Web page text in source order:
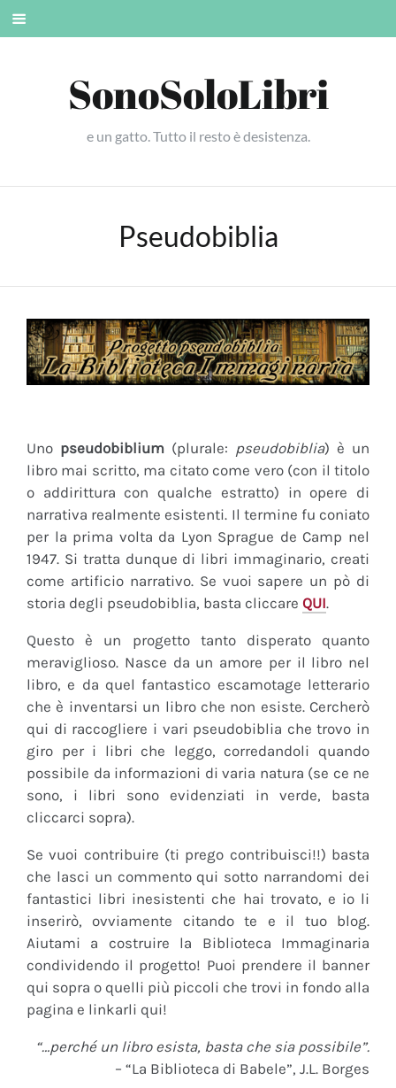
Skip
SonoSoloLibri
e un gatto. Tutto il resto è desistenza.
Pseudobiblia
Uno pseudobiblium (plurale: pseudobiblia) è un
libro mai scritto, ma citato come vero (con il titolo
o addirittura con qualche estratto) in opere di
narrativa realmente esistenti. Il termine fu coniato
per la prima volta da Lyon Sprague de Camp nel
1947. Si tratta dunque di libri immaginario, creati
come artificio narrativo. Se vuoi sapere un pò di
storia degli pseudobiblia, basta cliccare QUI.
Questo è un progetto tanto disperato quanto
meraviglioso. Nasce da un amore per il libro nel
libro, e da quel fantastico escamotage letterario
che è inventarsi un libro che non esiste. Cercherò
qui di raccogliere i vari pseudobiblia che trovo in
giro per i libri che leggo, corredandoli quando
possibile da informazioni di varia natura (se ce ne
sono, i libri sono evidenziati in verde, basta
cliccarci sopra).
Se vuoi contribuire (ti prego contribuisci!!) basta
che lasci un commento qui sotto narrandomi dei
fantastici libri inesistenti che hai trovato, e io li
inserirò, ovviamente citando te e il tuo blog.
Aiutami a costruire la Biblioteca Immaginaria
condividendo il progetto! Puoi prendere il banner
qui sopra o quelli più piccoli che trovi in fondo alla
pagina e linkarli qui!
“…perché un libro esista, basta che sia possibile”.
– “La Biblioteca di Babele”, J.L. Borges